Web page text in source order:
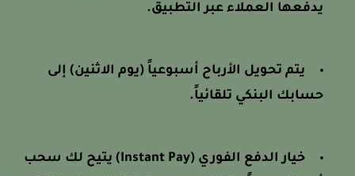
يدفعها العملاء عبر التطبيق.
يتم تحويل الأرباح أسبوعياً (يوم الاثنين) إلى
حسابك البنكي تلقائياً.
خيار الدفع الفوري (Instant Pay) يتيح لك سحب